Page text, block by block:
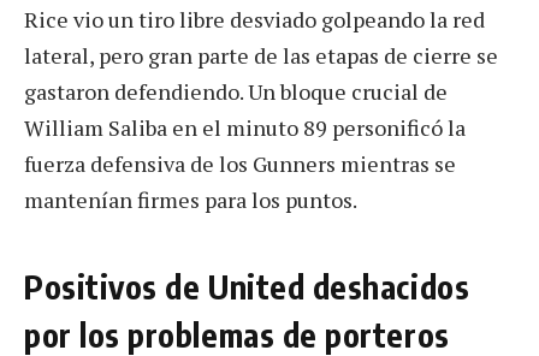
Rice vio un tiro libre desviado golpeando la red
lateral, pero gran parte de las etapas de cierre se
gastaron defendiendo. Un bloque crucial de
William Saliba en el minuto 89 personificó la
fuerza defensiva de los Gunners mientras se
mantenían firmes para los puntos.
Positivos de United deshacidos
por los problemas de porteros